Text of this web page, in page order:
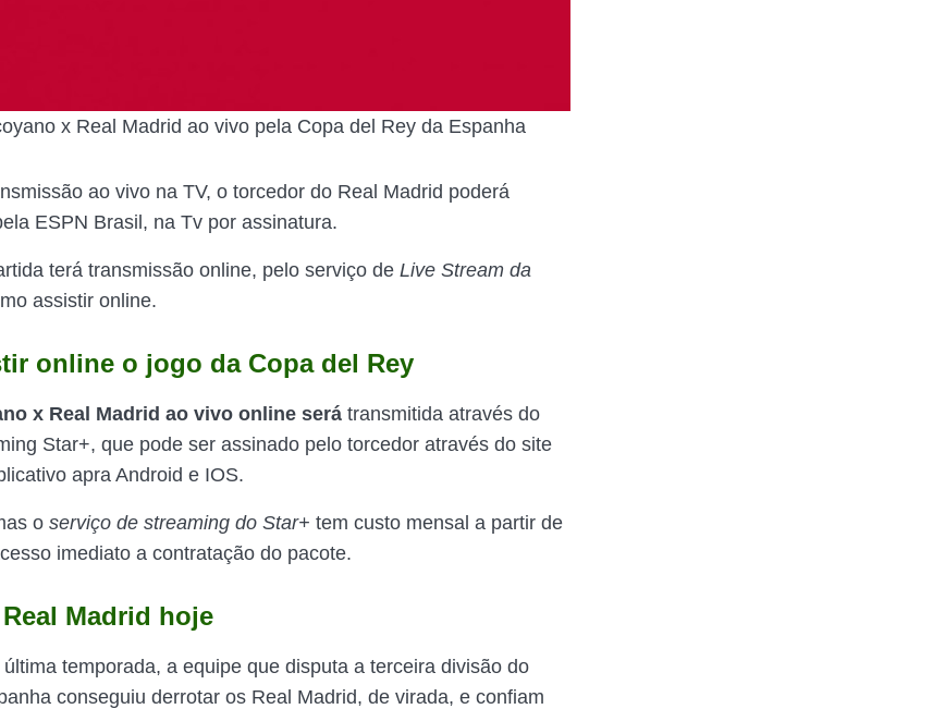
x Real Madrid ao vivo pela Copa del Rey da Espanha
ao vivo na TV, o torcedor do Real Madrid poderá
ESPN Brasil, na Tv por assinatura.
terá transmissão online, pelo serviço de Live Stream da
assistir online.
online o jogo da Copa del Rey
x Real Madrid ao vivo online será transmitida através do
Star+, que pode ser assinado pelo torcedor através do site
apra Android e IOS.
o serviço de streaming do Star+ tem custo mensal a partir de
imediato a contratação do pacote.
Madrid hoje
última temporada, a equipe que disputa a terceira divisão do
conseguiu derrotar os Real Madrid, de virada, e confiam